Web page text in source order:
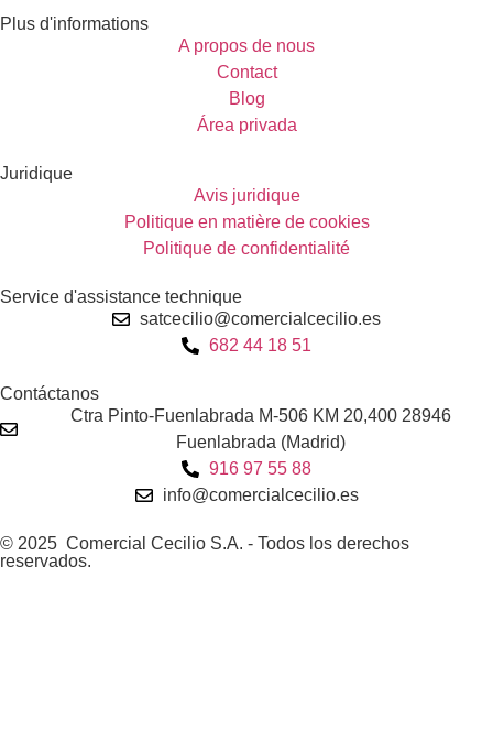
Plus d'informations
A propos de nous
Contact
Blog
Área privada
Juridique
Avis juridique
Politique en matière de cookies
Politique de confidentialité
Service d'assistance technique
satcecilio@comercialcecilio.es
682 44 18 51
Contáctanos
Ctra Pinto-Fuenlabrada M-506 KM 20,400 28946
Fuenlabrada (Madrid)
916 97 55 88
info@comercialcecilio.es
© 2025 Comercial Cecilio S.A. - Todos los derechos
reservados.